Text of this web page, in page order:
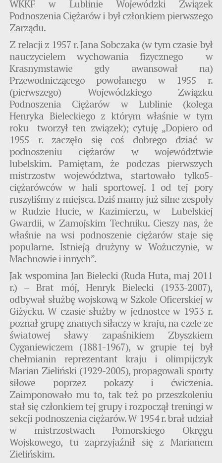
WKKF w Lublinie Wojewódzki Związek
Podnoszenia Ciężarów i był członkiem pierwszego
Zarządu.
Z relacji z 1957 r. Jana Sobczaka (w tym czasie był
nauczycielem wychowania fizycznego w
Krasnymstawie gdy awansował na)
Przewodniczącego powołanego w 1955 r.
(pierwszego) Wojewódzkiego Związku
Podnoszenia Ciężarów w Lublinie (kolega
Henryka Bieleckiego z którym właśnie w tym
roku tworzył ten związek); cytuję „Dopiero od
1955 r. zaczęło się coś dobrego dziać w
podnoszeniu ciężarów w województwie
lubelskim. Pamiętam, że podczas pierwszych
mistrzostw województwa, startowało tylko5-
ciężarówców w hali sportowej. I od tej pory
ruszyliśmy z miejsca. Dziś mamy już silne zespoły
w Rudzie Hucie, w Kazimierzu, w Lubelskiej
Gwardii, w Zamojskim Techniku. Cieszy nas, że
właśnie na wsi podnoszenie ciężarów staje się
popularne. Istnieją drużyny w Wożuczynie, w
Machnowie i innych”.
Jak wspomina Jan Bielecki (Ruda Huta, maj 2011
r.) – Brat mój, Henryk Bielecki (1933-2007),
odbywał służbę wojskową w Szkole Oficerskiej w
Giżycku. W czasie służby w jednostce w 1953 r.
poznał grupę znanych siłaczy w kraju, na czele ze
światowej sławy zapaśnikiem Zbyszkiem
Cyganiewiczem (1881-1967), w grupie tej był
chełmianin reprezentant kraju i olimpijczyk
Marian Zieliński (1929-2005), propagowali sporty
siłowe poprzez pokazy i ćwiczenia.
Zaimponowało mu to, tak też po przeszkoleniu
stał się członkiem tej grupy i rozpoczął treningi w
sekcji podnoszenia ciężarów. W 1954 r. brał udział
w mistrzostwach Pomorskiego Okręgu
Wojskowego, tu zaprzyjaźnił się z Marianem
Zielińskim.